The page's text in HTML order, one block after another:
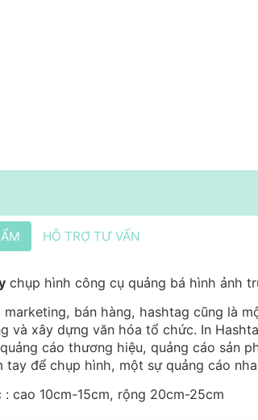
HỖ TRỢ TƯ VẤN
chụp hình công cụ quảng bá hình ảnh
bán hàng, hashtag cũng là
và xây dựng văn hóa tổ chức. In
cáo thương hiệu, quảng cáo sản
tay để chụp hình, một sự quảng cáo
cao 10cm-15cm, rộng 20cm-25cm